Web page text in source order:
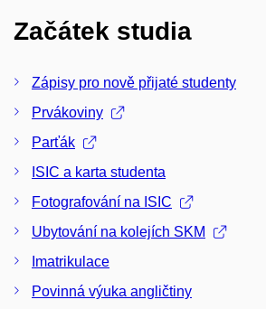
Začátek studia
Zápisy pro nově přijaté studenty
Prvákoviny
Parťák
ISIC a karta studenta
Fotografování na ISIC
Ubytování na kolejích SKM
Imatrikulace
Povinná výuka angličtiny